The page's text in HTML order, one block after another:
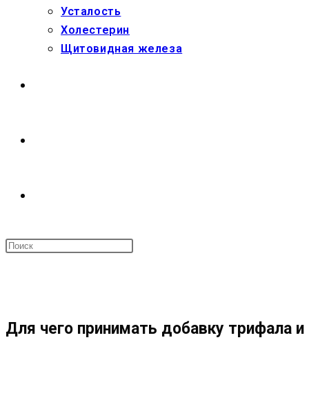
Усталость
Холестерин
Щитовидная железа
ПОИСК
Для чего принимать добавку трифала